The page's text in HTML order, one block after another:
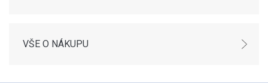
VŠE O NÁKUPU